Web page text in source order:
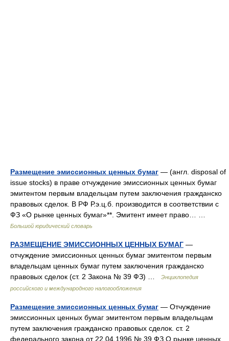
Размещение эмиссионных ценных бумаг — (англ. disposal of
issue stocks) в праве отчуждение эмиссионных ценных бумаг
эмитентом первым владельцам путем заключения гражданско
правовых сделок. В РФ Р.э.ц.б. производится в соответствии с
ФЗ «О рынке ценных бумаг»**. Эмитент имеет право… …
Большой юридический словарь
РАЗМЕЩЕНИЕ ЭМИССИОННЫХ ЦЕННЫХ БУМАГ —
отчуждение эмиссионных ценных бумаг эмитентом первым
владельцам ценных бумаг путем заключения гражданско
правовых сделок (ст. 2 Закона № 39 ФЗ) …
Энциклопедия
российского и международного налогообложения
Размещение эмиссионных ценных бумаг — Отчуждение
эмиссионных ценных бумаг эмитентом первым владельцам
путем заключения гражданско правовых сделок. ст. 2
федерального закона от 22.04.1996 № 39 ФЗ О рынке ценных